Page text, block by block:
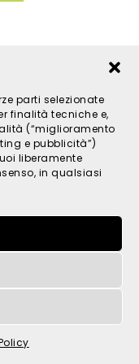
parti selezionate
finalità tecniche e,
(“miglioramento
e pubblicità”)
liberamente
in qualsiasi
- C.F. e P. IVA
- by